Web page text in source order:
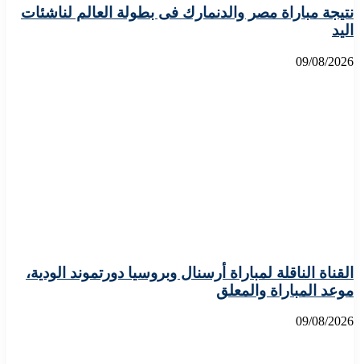
نتيجة مباراة مصر والدنمارك فى بطولة العالم لناشئات
اليد
09/08/2026
القناة الناقلة لمباراة أرسنال وبروسيا دورتموند الودية،
موعد المباراة والمعلق
09/08/2026